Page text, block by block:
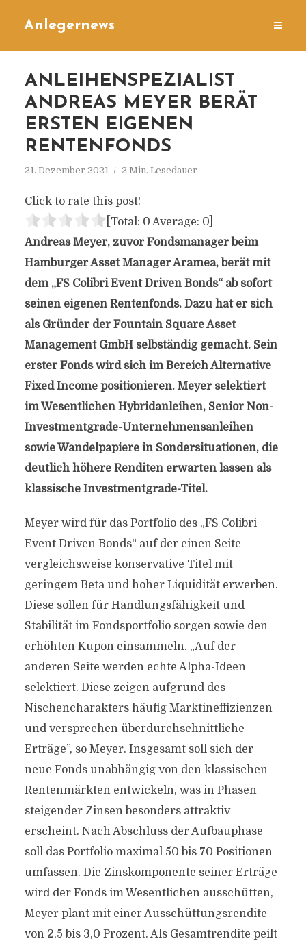
Anlegernews
ANLEIHENSPEZIALIST
ANDREAS MEYER BERÄT
ERSTEN EIGENEN
RENTENFONDS
21. Dezember 2021 2 Min. Lesedauer
Click to rate this post!
[Total: 0 Average: 0]
Andreas Meyer, zuvor Fondsmanager beim
Hamburger Asset Manager Aramea, berät mit
dem „FS Colibri Event Driven Bonds“ ab sofort
seinen eigenen Rentenfonds. Dazu hat er sich
als Gründer der Fountain Square Asset
Management GmbH selbständig gemacht. Sein
erster Fonds wird sich im Bereich Alternative
Fixed Income positionieren. Meyer selektiert
im Wesentlichen Hybridanleihen, Senior Non-
Investmentgrade-Unternehmensanleihen
sowie Wandelpapiere in Sondersituationen, die
deutlich höhere Renditen erwarten lassen als
klassische Investmentgrade-Titel.
Meyer wird für das Portfolio des „FS Colibri
Event Driven Bonds“ auf der einen Seite
vergleichsweise konservative Titel mit
geringem Beta und hoher Liquidität erwerben.
Diese sollen für Handlungsfähigkeit und
Stabilität im Fondsportfolio sorgen sowie den
erhöhten Kupon einsammeln. „Auf der
anderen Seite werden echte Alpha-Ideen
selektiert. Diese zeigen aufgrund des
Nischencharakters häufig Marktineffizienzen
und versprechen überdurchschnittliche
Erträge”, so Meyer. Insgesamt soll sich der
neue Fonds unabhängig von den klassischen
Rentenmärkten entwickeln, was in Phasen
steigender Zinsen besonders attraktiv
erscheint. Nach Abschluss der Aufbauphase
soll das Portfolio maximal 50 bis 70 Positionen
umfassen. Die Zinskomponente seiner Erträge
wird der Fonds im Wesentlichen ausschütten,
Meyer plant mit einer Ausschüttungsrendite
von 2,5 bis 3,0 Prozent. Als Gesamtrendite peilt